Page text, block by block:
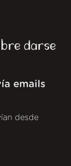
darse
emails
desde